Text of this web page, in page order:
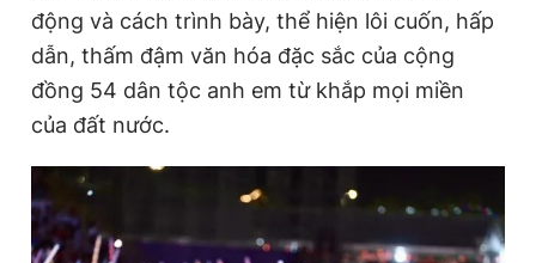
động và cách trình bày, thể hiện lôi cuốn, hấp
dẫn, thấm đậm văn hóa đặc sắc của cộng
đồng 54 dân tộc anh em từ khắp mọi miền
của đất nước.